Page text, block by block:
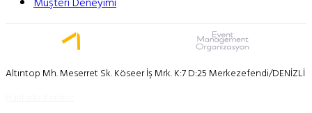
Altıntop Mh. Meserret Sk. Köseer İş Mrk. K:7 D:25 Merkezefendi/DENİZLİ